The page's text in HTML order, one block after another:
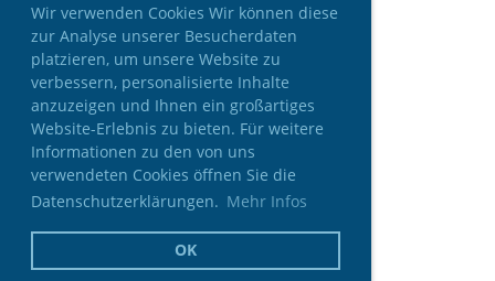
Wir verwenden Cookies Wir können diese
zur Analyse unserer Besucherdaten
platzieren, um unsere Website zu
verbessern, personalisierte Inhalte
anzuzeigen und Ihnen ein großartiges
Website-Erlebnis zu bieten. Für weitere
Informationen zu den von uns
verwendeten Cookies öffnen Sie die
Datenschutzerklärungen. Mehr Infos
OK